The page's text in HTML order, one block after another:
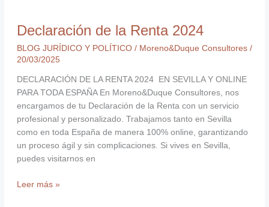
Declaración de la Renta 2024
BLOG JURÍDICO Y POLÍTICO/ Moreno&Duque Consultores /
20/03/2025
DECLARACIÓN DE LA RENTA 2024 EN SEVILLA Y ONLINE
PARA TODA ESPAÑA En Moreno&Duque Consultores, nos
encargamos de tu Declaración de la Renta con un servicio
profesional y personalizado. Trabajamos tanto en Sevilla
como en toda España de manera 100% online, garantizando
un proceso ágil y sin complicaciones. Si vives en Sevilla,
puedes visitarnos en
Leer más »